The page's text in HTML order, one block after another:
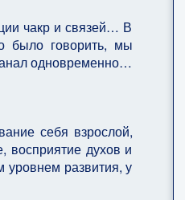
чакр и связей… В
было говорить, мы
одновременно…
себя взрослой,
восприятие духов и
уровнем развития, у